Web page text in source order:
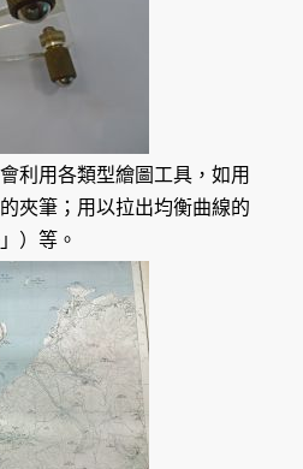
利用各類型繪圖工具，如用
夾筆；用以拉出均衡曲線的
）等。